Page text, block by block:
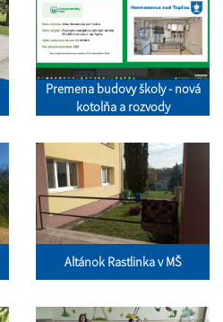
Premena budovy školy - nová
kotolňa a rozvody
Altánok Rastlinka v MŠ